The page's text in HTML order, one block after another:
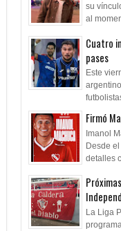
su
al
Cuatro
pases
Este
Firmó
Imanol
Desde
detalles
La Liga